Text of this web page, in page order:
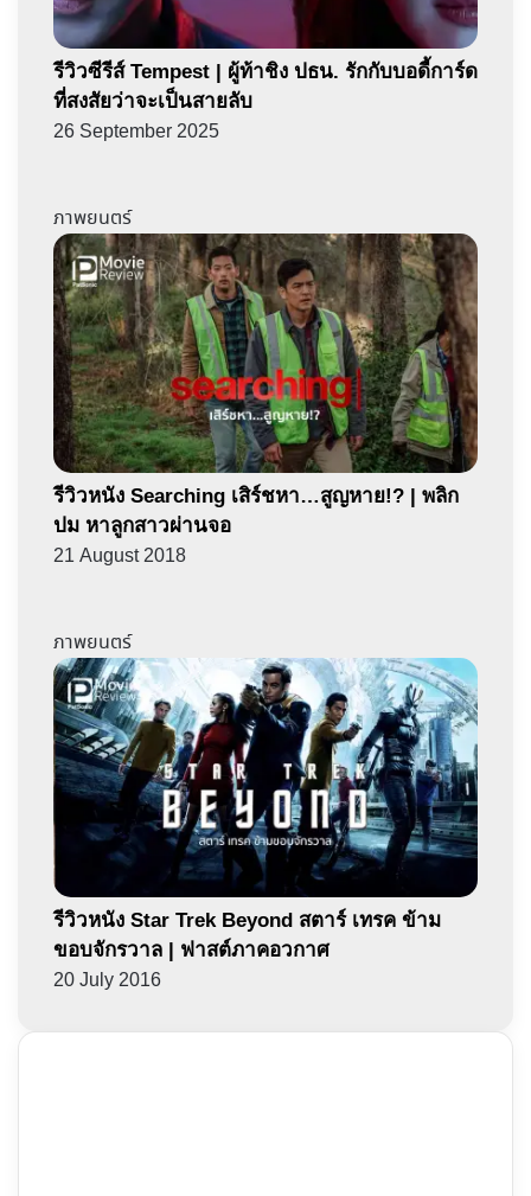
รีวิวซีรีส์ Tempest | ผู้ท้าชิง ปธน. รักกับบอดี้การ์ด
ที่สงสัยว่าจะเป็นสายลับ
26 September 2025
ภาพยนตร์
รีวิวหนัง Searching เสิร์ชหา…สูญหาย!? | พลิก
ปม หาลูกสาวผ่านจอ
21 August 2018
ภาพยนตร์
รีวิวหนัง Star Trek Beyond สตาร์ เทรค ข้าม
ขอบจักรวาล | ฟาสต์ภาคอวกาศ
20 July 2016